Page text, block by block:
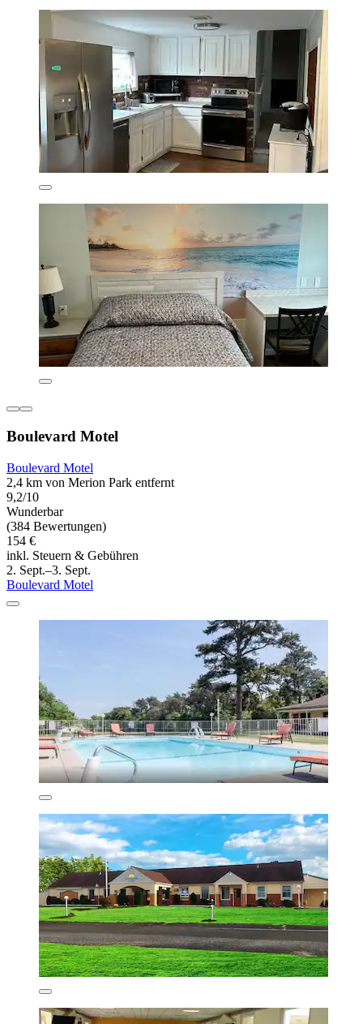
Boulevard Motel
Boulevard Motel
2,4 km von Merion Park entfernt
9,2/10
Wunderbar
(384 Bewertungen)
154 €
inkl. Steuern & Gebühren
2. Sept.–3. Sept.
Boulevard Motel